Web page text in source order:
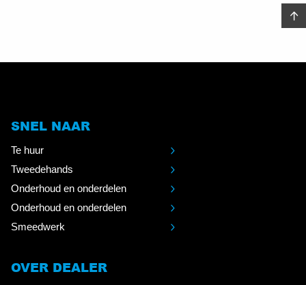
SNEL NAAR
Te huur
Tweedehands
Onderhoud en onderdelen
Onderhoud en onderdelen
Smeedwerk
OVER DEALER